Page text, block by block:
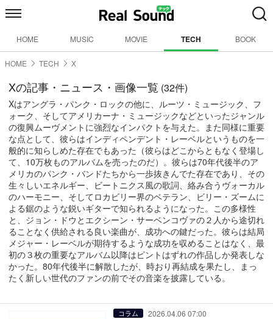
HOME MUSIC MOVIE TECH BOOK
HOME TECH X
Xの記事・ニュース・画像一覧 (32件)
Xはアングラ・パンク・ロックの他に、ルーツ・ミュージック、フ
ォーク、そしてアメリカーナ・ミュージックなどといったジャンル
の復興ムーヴメントに強烈なインパクトを与えた。また同様に重要
な点として、彼らはインディペンデント・レーベルというものを一
般的に知らしめた存在でもあった（彼らはどこからともなく登場し
て、10万枚ものアルバムを売ったのだ）。彼らは70年代後半のア
メリカのパンク・バンドたちから一歩抜きんでた存在であり、その
生々しいエネルギー、ビートニクス風の歌詞、絡み合うヴォーカル
のハーモニー、そしてロカビリー界のベテラン、ビリー・ズームに
よる鋸のような鋭いギターで知られるようになった。この多様性
と、ジョン・ドウとエクシーン・サーベンコヴァの２人から途切れ
ることなく供給される良い楽曲が、成功への鍵だった。彼らは結局
メジャー・レーベルが期待するような成功を収めることはなく、最
初の３枚の重要なアルバム以降はピントはずれの作品しか発表しな
かった。80年代後半に解散したが、時おり再結成を果たし、まっ
たく新しい世代のファンの前でその音楽を披露している。
コラム 2026.04.06 07:00